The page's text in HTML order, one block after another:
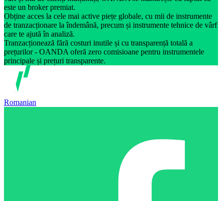
este un broker premiat.
Obține acces la cele mai active piețe globale, cu mii de instrumente
de tranzacționare la îndemână, precum și instrumente tehnice de vârf
care te ajută în analiză.
Tranzacționează fără costuri inutile și cu transparență totală a
prețurilor - OANDA oferă zero comisioane pentru instrumentele
principale și prețuri transparente.
Romanian